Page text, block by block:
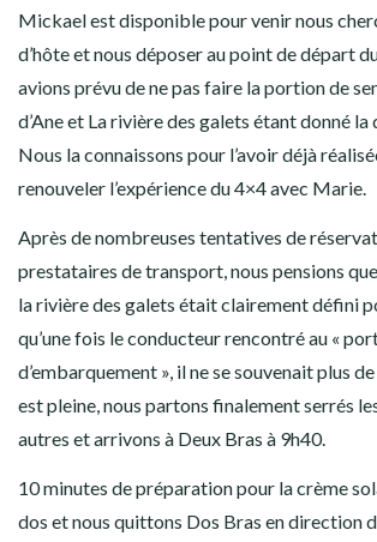
Mickael est disponible pour venir nous
d’hôte et nous déposer au point de départ
avions prévu de ne pas faire la portion de
d’Ane et La rivière des galets étant donné
Nous la connaissons pour l’avoir déjà
renouveler l’expérience du 4×4 avec Marie.
Après de nombreuses tentatives de
prestataires de transport, nous pensions
la rivière des galets était clairement défini
qu’une fois le conducteur rencontré au «
d’embarquement », il ne se souvenait plus
est pleine, nous partons finalement serrés
autres et arrivons à Deux Bras à 9h40.
10 minutes de préparation pour la crème
dos et nous quittons Dos Bras en direction